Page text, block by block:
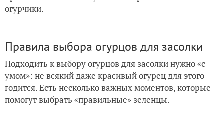
огурчики.
Правила выбора огурцов для засолки
Подходить к выбору огурцов для засолки нужно «с
умом»: не всякий даже красивый огурец для этого
годится. Есть несколько важных моментов, которые
помогут выбрать «правильные» зеленцы.